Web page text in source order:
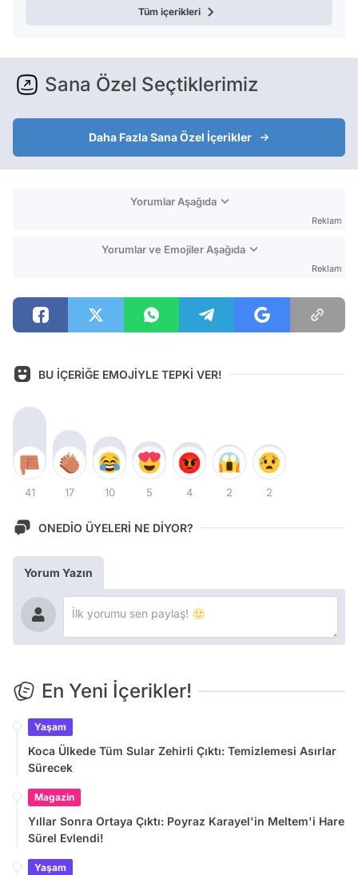
Tüm içerikleri
Sana Özel Seçtiklerimiz
Daha Fazla Sana Özel İçerikler
Yorumlar Aşağıda
Reklam
Yorumlar ve Emojiler Aşağıda
Reklam
BU İÇERİĞE EMOJİYLE TEPKİ VER!
41 17 10 5 4 2 2
ONEDİO ÜYELERİ NE DİYOR?
Yorum Yazın
En Yeni İçerikler!
Yaşam
Koca Ülkede Tüm Sular Zehirli Çıktı: Temizlemesi Asırlar
Sürecek
Magazin
Yıllar Sonra Ortaya Çıktı: Poyraz Karayel'in Meltem'i Hare
Sürel Evlendi!
Yaşam